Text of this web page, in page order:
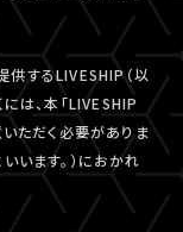
供するLIVESHIP（以
は、本「LIVESHIP
いただく必要がありま
います。）におかれ